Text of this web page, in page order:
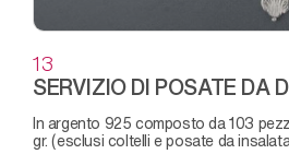
13
SERVIZIO DI POSATE DA
in argento 925 composto da 103 pezzi, per un totale di 3.981
gr. (esclusi coltelli e posate da